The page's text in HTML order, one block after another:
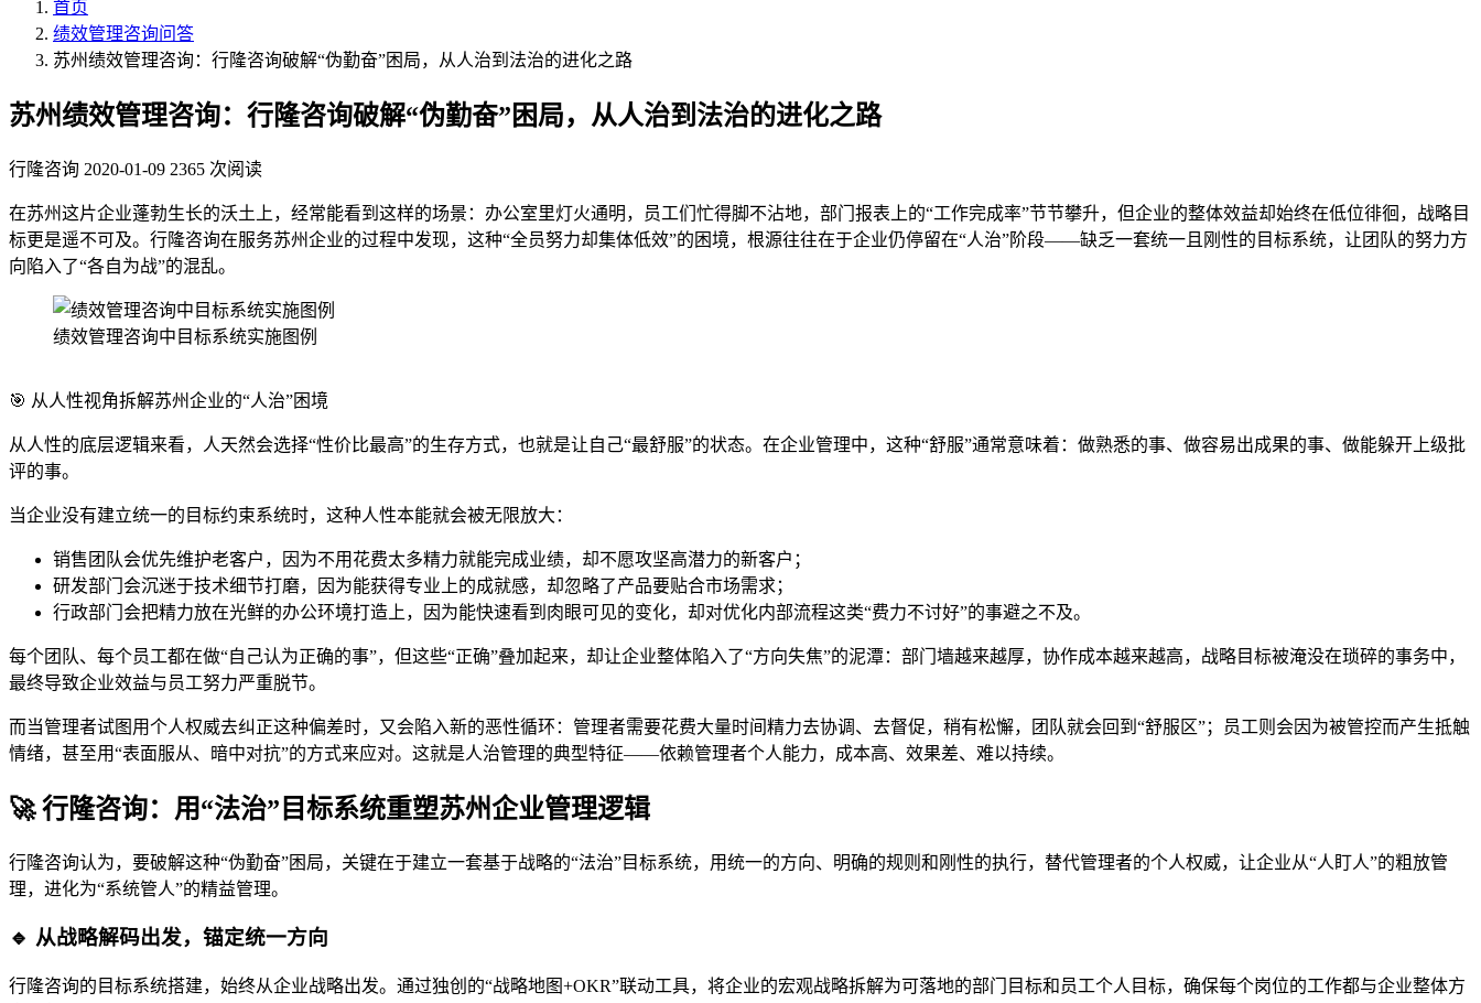
首页
绩效管理咨询问答
苏州绩效管理咨询：行隆咨询破解“伪勤奋”困局，从人治到法治的进化之路
苏州绩效管理咨询：行隆咨询破解“伪勤奋”困局，从人治到法治的进化之路
行隆咨询 2020-01-09 2365 次阅读
在苏州这片企业蓬勃生长的沃土上，经常能看到这样的场景：办公室里灯火通明，员工们忙得脚不沾地，部门报表上的“工作完成率”节节攀升，但企业的整体效益却始终在低位徘徊，战略目
标更是遥不可及。行隆咨询在服务苏州企业的过程中发现，这种“全员努力却集体低效”的困境，根源往往在于企业仍停留在“人治”阶段——缺乏一套统一且刚性的目标系统，让团队的努力方
向陷入了“各自为战”的混乱。
绩效管理咨询中目标系统实施图例
🎯 从人性视角拆解苏州企业的“人治”困境
从人性的底层逻辑来看，人天然会选择“性价比最高”的生存方式，也就是让自己“最舒服”的状态。在企业管理中，这种“舒服”通常意味着：做熟悉的事、做容易出成果的事、做能躲开上级批
评的事。
当企业没有建立统一的目标约束系统时，这种人性本能就会被无限放大：
销售团队会优先维护老客户，因为不用花费太多精力就能完成业绩，却不愿攻坚高潜力的新客户；
研发部门会沉迷于技术细节打磨，因为能获得专业上的成就感，却忽略了产品要贴合市场需求；
行政部门会把精力放在光鲜的办公环境打造上，因为能快速看到肉眼可见的变化，却对优化内部流程这类“费力不讨好”的事避之不及。
每个团队、每个员工都在做“自己认为正确的事”，但这些“正确”叠加起来，却让企业整体陷入了“方向失焦”的泥潭：部门墙越来越厚，协作成本越来越高，战略目标被淹没在琐碎的事务中，
最终导致企业效益与员工努力严重脱节。
而当管理者试图用个人权威去纠正这种偏差时，又会陷入新的恶性循环：管理者需要花费大量时间精力去协调、去督促，稍有松懈，团队就会回到“舒服区”；员工则会因为被管控而产生抵触
情绪，甚至用“表面服从、暗中对抗”的方式来应对。这就是人治管理的典型特征——依赖管理者个人能力，成本高、效果差、难以持续。
🚀 行隆咨询：用“法治”目标系统重塑苏州企业管理逻辑
行隆咨询认为，要破解这种“伪勤奋”困局，关键在于建立一套基于战略的“法治”目标系统，用统一的方向、明确的规则和刚性的执行，替代管理者的个人权威，让企业从“人盯人”的粗放管
理，进化为“系统管人”的精益管理。
🔹 从战略解码出发，锚定统一方向
行隆咨询的目标系统搭建，始终从企业战略出发。通过独创的“战略地图+OKR”联动工具，将企业的宏观战略拆解为可落地的部门目标和员工个人目标，确保每个岗位的工作都与企业整体方